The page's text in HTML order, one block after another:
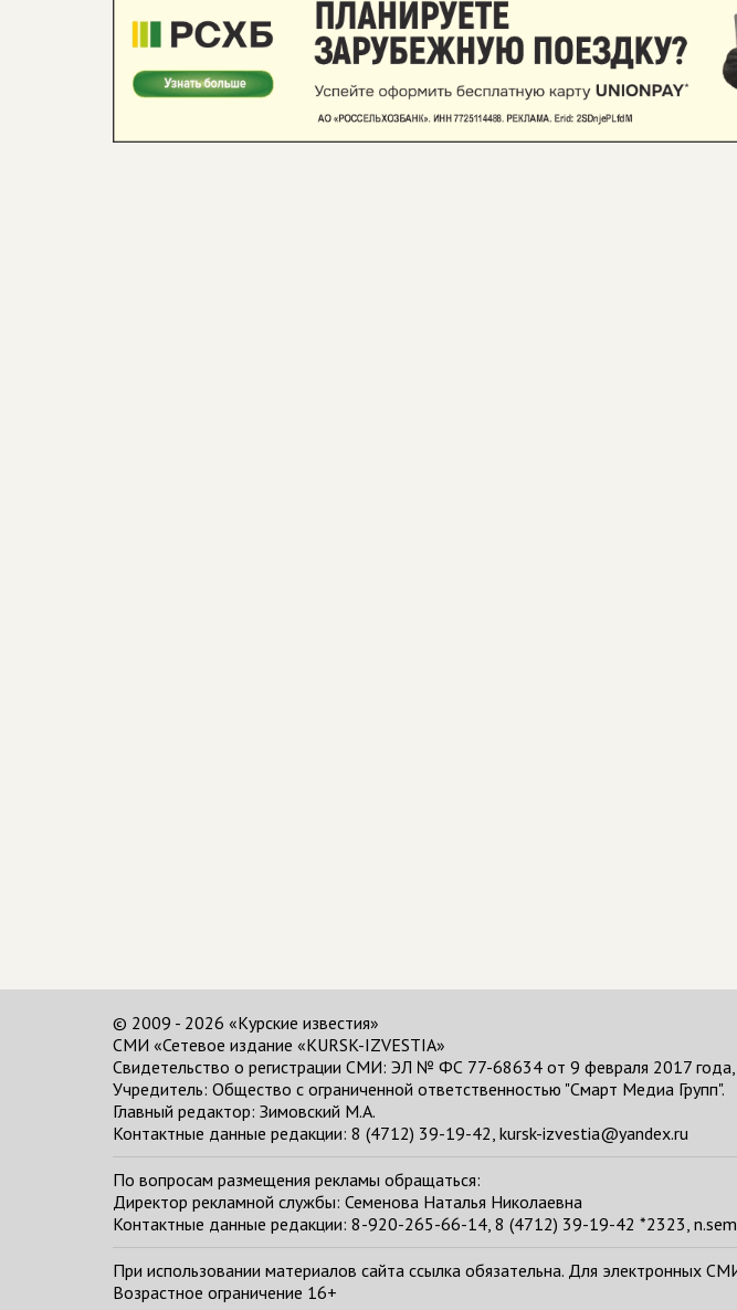
© 2009 - 2026 «Курские известия»
СМИ «Сетевое издание «KURSK-IZVESTIA»
Свидетельство о регистрации СМИ: ЭЛ № ФС 77-68634 от 9 февраля 2017
Учредитель: Общество с ограниченной ответственностью "Смарт Медиа Групп".
Главный редактор: Зимовский М.А.
Контактные данные редакции: 8 (4712) 39-19-42, kursk-izvestia@yandex.ru
По вопросам размещения рекламы обращаться:
Директор рекламной службы: Семенова Наталья Николаевна
Контактные данные редакции: 8-920-265-66-14, 8 (4712) 39-19-42 *2323,
При использовании материалов сайта ссылка обязательна. Для электронных
Возрастное ограничение 16+